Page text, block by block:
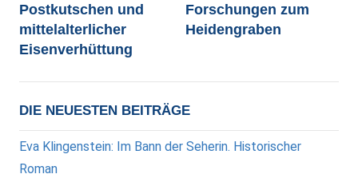
Postkutschen und
mittelalterlicher
Eisenverhüttung
Forschungen zum
Heidengraben
DIE NEUESTEN BEITRÄGE
Eva Klingenstein: Im Bann der Seherin. Historischer
Roman